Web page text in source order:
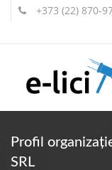
+373 (22) 870-
Profil
SRL